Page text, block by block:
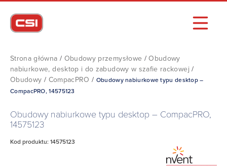
Strona główna / Obudowy przemysłowe /Obudowy
nabiurkowe, desktop i do zabudowy w szafie rackowej /
Obudowy / CompacPRO / Obudowy nabiurkowe typu desktop –
CompacPRO, 14575123
Obudowy nabiurkowe typu desktop – CompacPRO,
14575123
Kod produktu: 14575123